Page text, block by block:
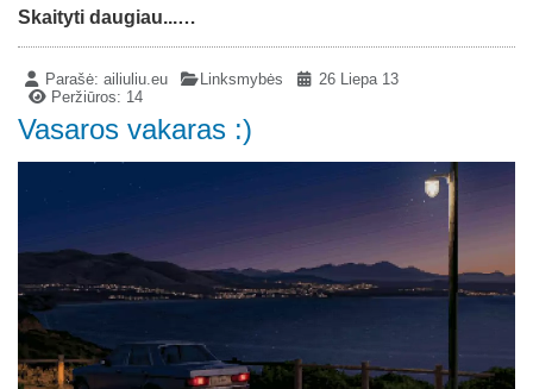
Skaityti daugiau...…
Parašė:ailiuliu.eu Linksmybės
26 Liepa 13
Peržiūros: 14
Vasaros vakaras :)